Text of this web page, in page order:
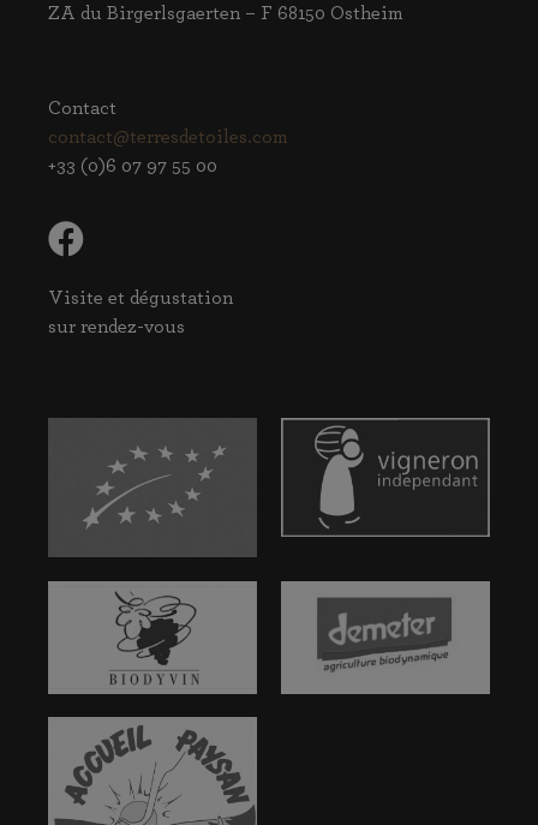
ZA du Birgerlsgaerten – F 68150 Ostheim
Contact
contact@terresdetoiles.com
+33 (0)6 07 97 55 00
Visite et dégustation
sur rendez-vous